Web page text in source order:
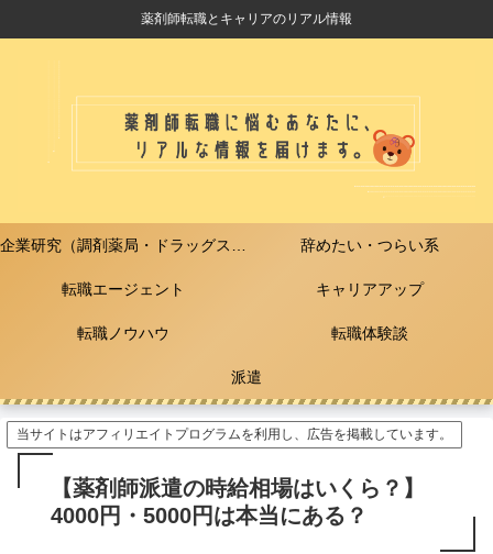
薬剤師転職とキャリアのリアル情報
企業研究（調剤薬局・ドラッグストア） 辞めたい・つらい系
転職エージェント キャリアアップ
転職ノウハウ 転職体験談
派遣
当サイトはアフィリエイトプログラムを利用し、広告を掲載しています。
【薬剤師派遣の時給相場はいくら？】
4000円・5000円は本当にある？